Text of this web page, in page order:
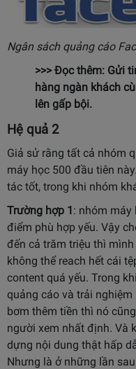
Ngân sách quảng cáo
>>> Đọc thêm: Gửi
hàng ngàn khách
lên gấp bội.
Hệ quả 2
Giả sử rằng tất cả nhóm
máy học 500 đầu tiên
tác tốt, trong khi nhóm
Trường hợp 1: nhóm máy
điểm phù hợp yếu. Vậy
đến cả trăm triệu thì
không thể reach hết cái
content quá yếu. Trong
quảng cáo và trải
bơm thêm tiền thì nó
người xem nhất định. Và
dựng nội dung thật hấp
Nhưng là ở những lần